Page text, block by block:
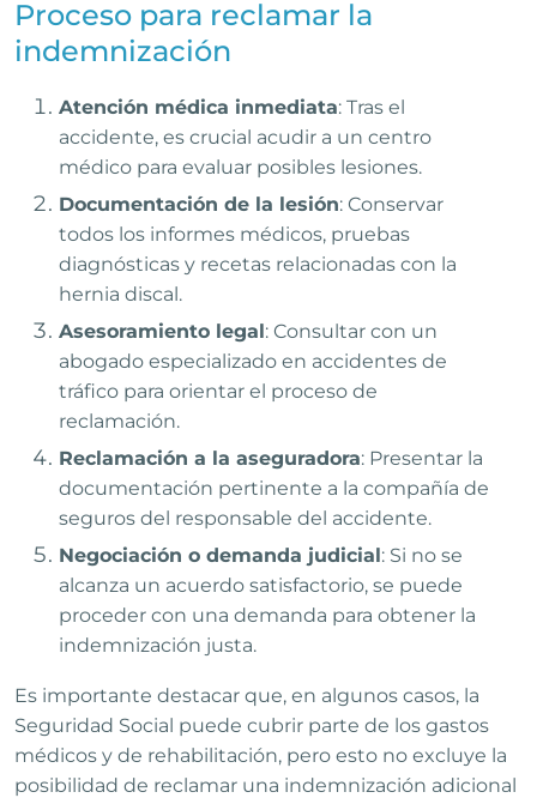
Proceso para reclamar la
indemnización
Atención médica inmediata: Tras el
accidente, es crucial acudir a un centro
médico para evaluar posibles lesiones.
Documentación de la lesión: Conservar
todos los informes médicos, pruebas
diagnósticas y recetas relacionadas con la
hernia discal.
Asesoramiento legal: Consultar con un
abogado especializado en accidentes de
tráfico para orientar el proceso de
reclamación.
Reclamación a la aseguradora: Presentar la
documentación pertinente a la compañía de
seguros del responsable del accidente.
Negociación o demanda judicial: Si no se
alcanza un acuerdo satisfactorio, se puede
proceder con una demanda para obtener la
indemnización justa.
Es importante destacar que, en algunos casos, la
Seguridad Social puede cubrir parte de los gastos
médicos y de rehabilitación, pero esto no excluye la
posibilidad de reclamar una indemnización adicional